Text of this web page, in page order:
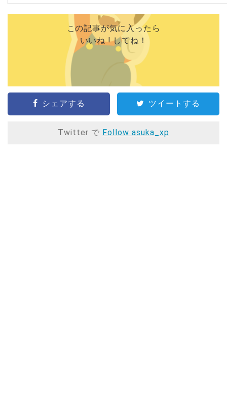
この記事が気に入ったら
いいね ! してね！
シェアする ツイートする
Twitter で Follow asuka_xp